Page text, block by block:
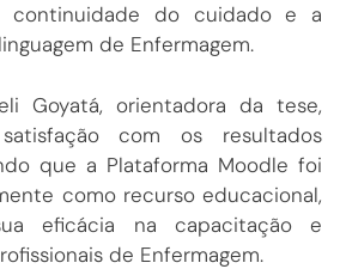
do cuidado e a
de Enfermagem.
Goyatá, orientadora da tese,
com os resultados
que a Plataforma Moodle foi
como recurso educacional,
eficácia na capacitação e
de Enfermagem.